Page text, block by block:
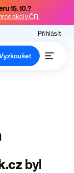
15. 10.?
akci v ČR.
Přihlásit
byl